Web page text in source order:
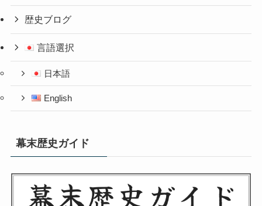
歴史ブログ
言語選択
日本語
English
幕末歴史ガイド